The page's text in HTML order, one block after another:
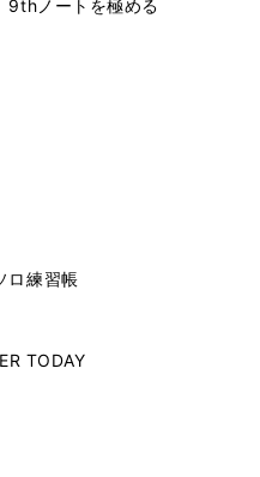
ノートを極める
ロ練習帳
TODAY